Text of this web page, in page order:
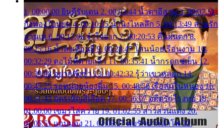
1. 00:00:00 ยินดีรับเดน 2. 00:03:44 น้ำตาอีสาน 3. 00:07:51
กิ่งทองใบหยก 4. 00:10:35 น้ำนิ่งไหลลึก 5. 00:13:49 ลานรัก
ลานเท 6. 00:17:06 จำใจจาก 7. 00:20:53 คืนฝนตก 8.
00:25:16 น้ำลงเดือนยี่ 9. 00:28:47 โสนน้อยเรือนงาม 10.
00:32:29 ตอไม้ที่ตายแล้ว 11. 00:35:41 น้ำกรดแช่เย็น 12.
00:39:08 อยากฟังซ้ำ 13. 00:42:32 รู้ว่าเขาหลอก 14.
00:45:25 รอหน่อยน้องติ๋ม 15. 00:48:56 เรือล่มในหนอง 16.
00:51:43 บัตรเชิญสีเลือด 17. 00:56:07 อดีตรักโรงทอ 18.
01:00:00 เขมรไล่ควาย 19. 01:02:55 สาวสวนแตง 20.
01:05:51 แอบมอง 21. 01:09:27 พบรักปากน้ำโพ 22.